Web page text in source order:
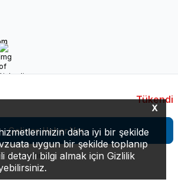
X
daha iyi bir şekilde
uygun bir şekilde toplanıp
detaylı bilgi almak için Gizlilik
Tükendi
Gelince Haber Ver
3 extra indirim